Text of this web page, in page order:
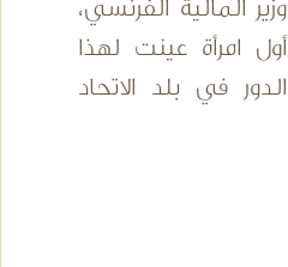
وزير المالية الفرنسي،
أول امرأة عينت لهذا
الدور في بلد الاتحاد